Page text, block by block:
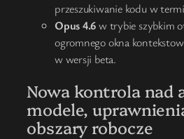
przeszukiwanie kodu w
Opus 4.6w trybie szybkim
ogromnego okna
w wersji beta.
Nowa kontrola nad
modele,
obszary robocze